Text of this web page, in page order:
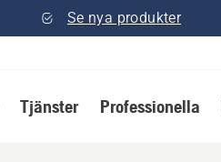
Se nya produkter
Tjänster Professionella